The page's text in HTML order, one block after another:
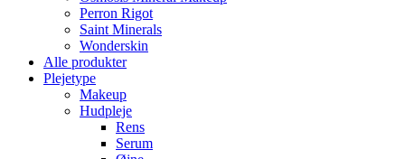
Perron Rigot
Saint Minerals
Wonderskin
Alle produkter
Plejetype
Makeup
Hudpleje
Rens
Serum